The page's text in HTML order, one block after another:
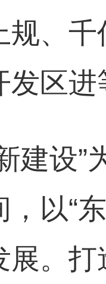
规、千
发区
设”
以“
展。